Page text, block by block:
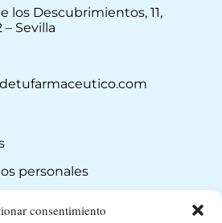
consentimiento
los Descubrimientos, 11,
– Sevilla
personales